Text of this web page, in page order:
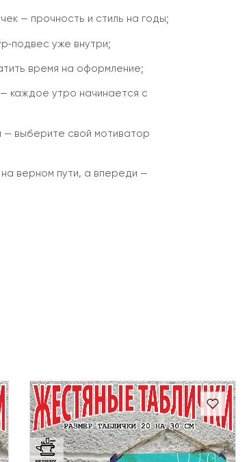
— прочность и стиль на годы;
уже внутри;
время на оформление;
каждое утро начинается с
— выберите свой мотиватор
верном пути, а впереди —